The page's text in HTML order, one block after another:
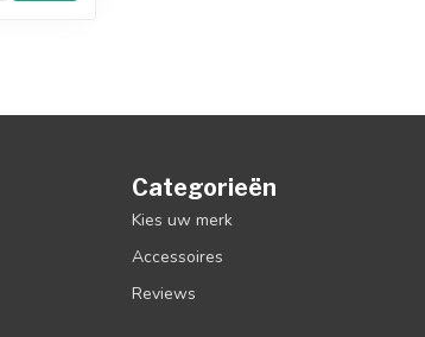
Categorieën
Kies uw merk
Accessoires
Reviews